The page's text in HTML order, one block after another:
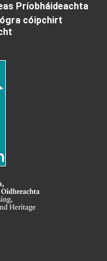
Príobháideachta
cóipchirt